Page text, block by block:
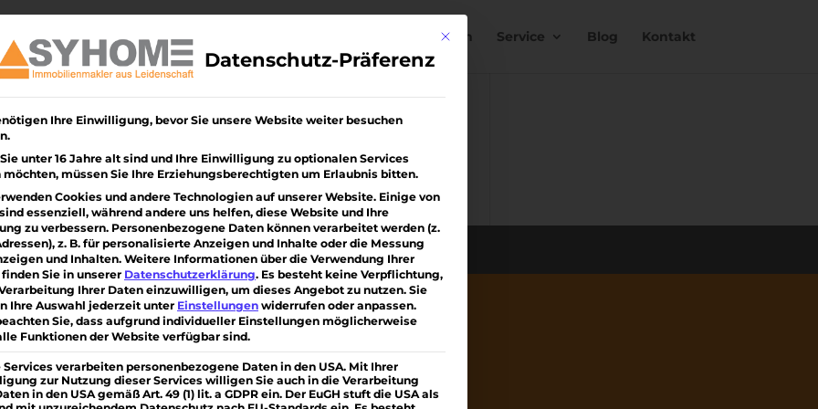
Über uns Immobilien Kundenstimmen Service Blog Kontakt
werden. Verfeinern Sie Ihre Suche oder verwenden Sie die
am Kaiserstuhl mit ❤
Mit diesem Button wird der Dialog geschlossen. Seine
Datenschutz-Präferenz
Ihre Einwilligung, bevor Sie unsere Website weiter besuchen
unter 16 Jahre alt sind und Ihre Einwilligung zu optionalen Services
möchten, müssen Sie Ihre Erziehungsberechtigten um Erlaubnis bitten.
Cookies und andere Technologien auf unserer Website. Einige von
essenziell, während andere uns helfen, diese Website und Ihre
zu verbessern. Personenbezogene Daten können verarbeitet werden (z.
z. B. für personalisierte Anzeigen und Inhalte oder die Messung
und Inhalten. Weitere Informationen über die Verwendung Ihrer
Sie in unserer Datenschutzerklärung. Es besteht keine Verpflichtung,
Ihrer Daten einzuwilligen, um dieses Angebot zu nutzen. Sie
Ihre Auswahl jederzeit unter Einstellungen widerrufen oder anpassen.
Sie, dass aufgrund individueller Einstellungen möglicherweise
Funktionen der Website verfügbar sind.
Services verarbeiten personenbezogene Daten in den USA. Mit Ihrer
zur Nutzung dieser Services willigen Sie auch in die Verarbeitung
in den USA gemäß Art. 49 (1) lit. a GDPR ein. Der EuGH stuft die USA als